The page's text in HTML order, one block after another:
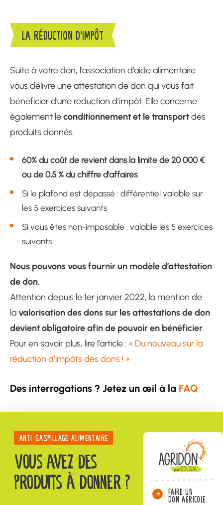
LA RÉDUCTION D’IMPÔT
Suite à votre don, l’association d’aide alimentaire
vous délivre une attestation de don qui vous fait
bénéficier d’une réduction d’impôt. Elle concerne
également leconditionnement et le transportdes
produits donnés.
60% du coût de revient dans la limitede 20 000 €
ou de 0,5 % du chiffre d’affaires
Si le plafond est dépassé : différentiel valable sur
les 5 exercices suivants
Si vous êtes non-imposable : valable les 5 exercices
suivants
Nous pouvons vous fournir un modèle d’attestation
de don.
Attention depuis le 1er janvier 2022, la mention de
lavalorisation des dons sur les attestations de don
devient obligatoire afin de pouvoir en bénéficier.
Pour en savoir plus, lire l’article : « Du nouveau sur la
réduction d’impôts des dons ! »
Des interrogations ? Jetez un œil à la FAQ
ANTI-GASPILLAGE ALIMENTAIRE
Vous avez des
produits à donner ?
FAIRE UN
DON AGRICOLE